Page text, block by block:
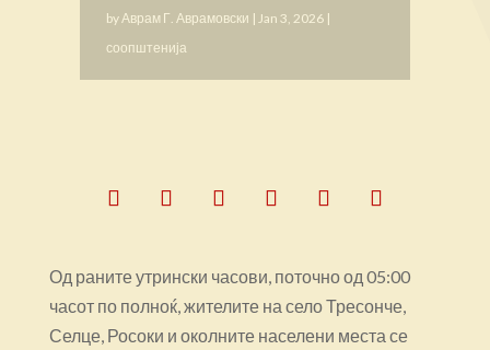
byАврам Г. Аврамовски |Jan 3, 2026 |
соопштенија
Од раните утрински часови, поточно од 05:00
часот по полноќ, жителите на село Тресонче,
Селце, Росоки и околните населени места се